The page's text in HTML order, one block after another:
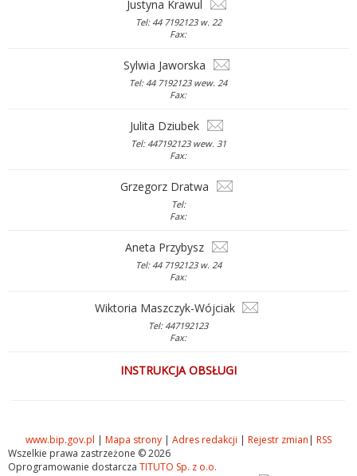
Justyna Krawul
Tel: 44 7192123 w. 22
Fax:
Sylwia Jaworska
Tel: 44 7192123 wew. 24
Fax:
Julita Dziubek
Tel: 447192123 wew. 31
Fax:
Grzegorz Dratwa
Tel:
Fax:
Aneta Przybysz
Tel: 44 7192123 w. 24
Fax:
Wiktoria Maszczyk-Wójciak
Tel: 447192123
Fax:
INSTRUKCJA OBSŁUGI
www.bip.gov.pl | Mapa strony | Adres redakcji | Rejestr zmian | RSS
Wszelkie prawa zastrzeżone © 2026
Oprogramowanie dostarcza TITUTO Sp. z o.o.